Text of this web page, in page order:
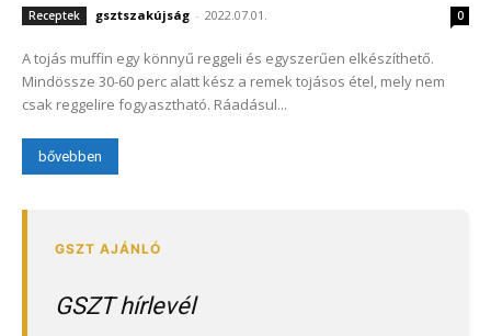
Receptek gsztszakújság - 2022.07.01. 0
A tojás muffin egy könnyű reggeli és egyszerűen elkészíthető.
Mindössze 30-60 perc alatt kész a remek tojásos étel, mely nem
csak reggelire fogyasztható. Ráadásul...
bővebben
GSZT hírlevél